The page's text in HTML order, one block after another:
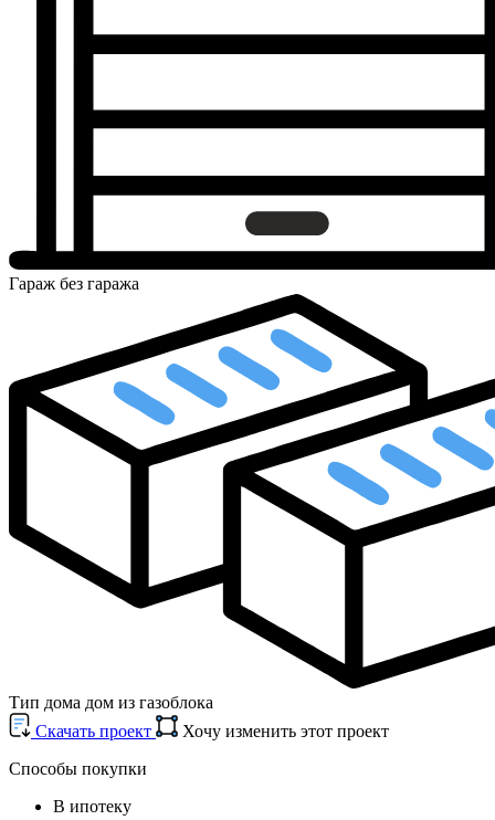
Гараж без гаража
Тип дома дом из газоблока
Cкачать проект
Хочу изменить этот проект
Способы покупки
В ипотеку